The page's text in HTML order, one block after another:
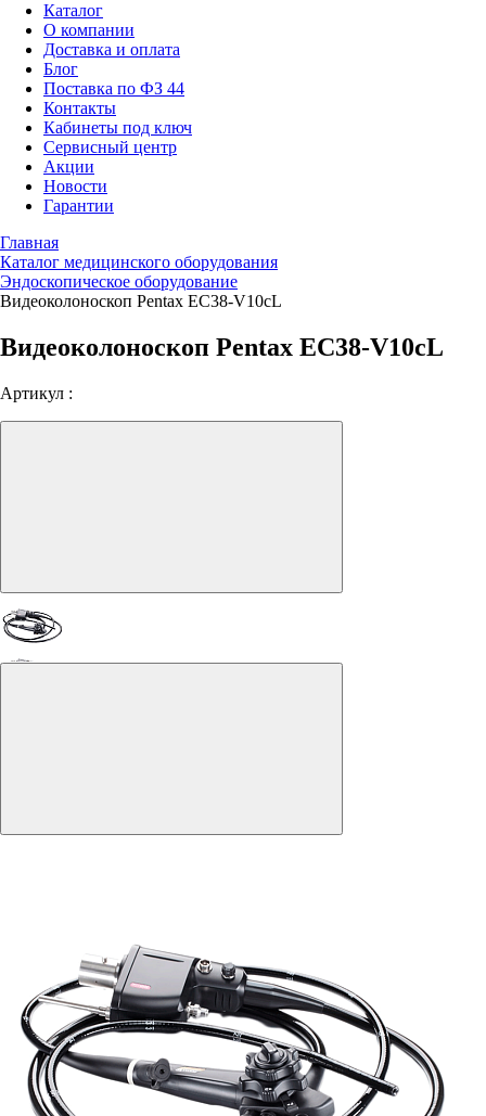
Каталог
О компании
Доставка и оплата
Блог
Поставка по ФЗ 44
Контакты
Кабинеты под ключ
Сервисный центр
Акции
Новости
Гарантии
Главная
Каталог медицинского оборудования
Эндоскопическое оборудование
Видеоколоноскоп Pentax EC38-V10cL
Видеоколоноскоп Pentax EC38-V10cL
Артикул :